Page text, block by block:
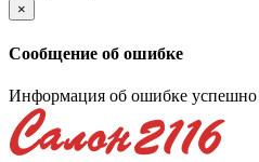
×
Сообщение об ошибке
Информация об ошибке успешно